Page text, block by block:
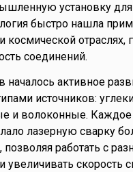
установку для
быстро нашла
космической отраслях,
соединений.
началось активное
источников:
и волоконные.
лазерную сварку
работать с
увеличивать скорость